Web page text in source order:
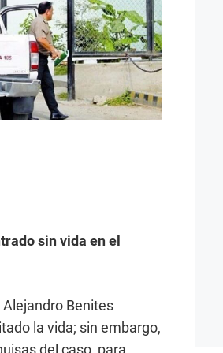
sin vida en el
Benites
la vida; sin embargo,
del caso, para